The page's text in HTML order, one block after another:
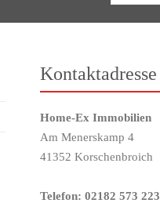
Kontaktadresse
Home-Ex Immobilien
Am Menerskamp 4
41352 Korschenbroich
Telefon: 02182 573 223